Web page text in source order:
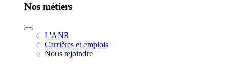
Nos métiers
L'ANR
Carrières et emplois
Nous rejoindre